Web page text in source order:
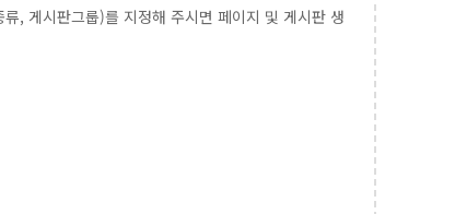
, 게시판그룹)를 지정해 주시면 페이지 및 게시판 생